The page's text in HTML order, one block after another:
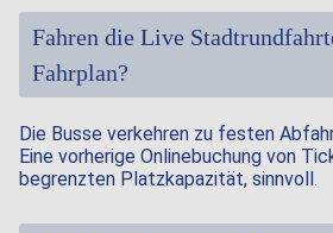
Fahren die Live
Fahrplan?
Die Busse verkehren zu festen
Eine vorherige Onlinebuchung von
begrenzten Platzkapazität, sinnvoll.